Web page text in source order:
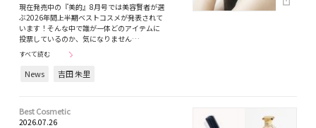
現在発売中の『美的』8月号では美容賢者が選
ぶ2026年間上半期ベストコスメが発表されて
います！そんな中で誰が一体どのアイテムに
投票しているのか、気になりません…
すべて読む
News 吉田 朱里
Best Cosmetic
2026.07.26